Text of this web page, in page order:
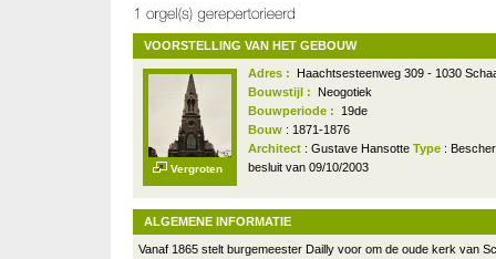
VOORSTELLING VAN HET GEBOUW
Vergroten
Adres :
Haachtsesteenweg 309 - 1030
Bouwstijl :
Neogotiek
Bouwperiode :
19de
Bouw : 1871-1876
Architect : Gustave Hansotte Type :
besluit van 09/10/2003
ALGEMENE INFORMATIE
Vanaf 1865 stelt burgemeester Dailly voor om de oude kerk van